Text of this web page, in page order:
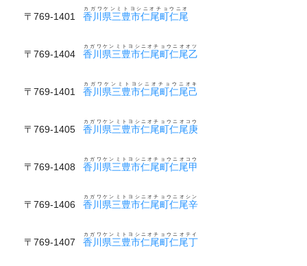
〒769-1401 香川県三豊市仁尾町仁尾
カガワケンミトヨシニオチョウニオ
〒769-1404 香川県三豊市仁尾町仁尾乙
カガワケンミトヨシニオチョウニオオツ
〒769-1401 香川県三豊市仁尾町仁尾己
カガワケンミトヨシニオチョウニオキ
〒769-1405 香川県三豊市仁尾町仁尾庚
カガワケンミトヨシニオチョウニオコウ
〒769-1408 香川県三豊市仁尾町仁尾甲
カガワケンミトヨシニオチョウニオコウ
〒769-1406 香川県三豊市仁尾町仁尾辛
カガワケンミトヨシニオチョウニオシン
〒769-1407 香川県三豊市仁尾町仁尾丁
カガワケンミトヨシニオチョウニオテイ